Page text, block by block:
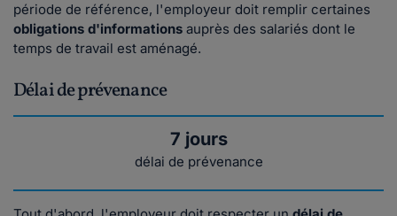
période de référence, l'employeur doit remplir certaines
obligations d'informations auprès des salariés dont le
temps de travail est aménagé.
Délai de prévenance
7 jours
délai de prévenance